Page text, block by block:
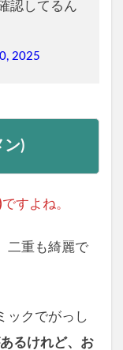
認してるん
2025
ン)
ですよね。
二重も綺麗で
ックでがっし
るけれど、お